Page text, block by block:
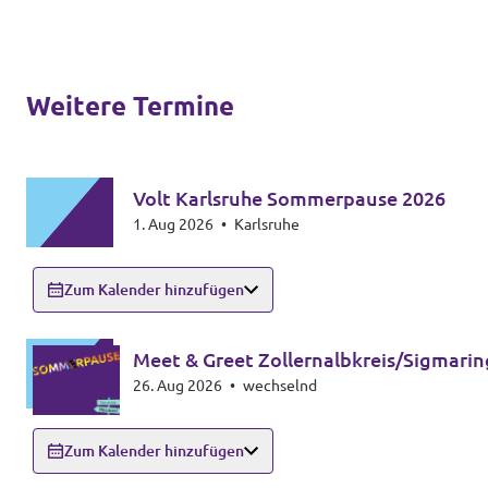
Weitere Termine
Volt Karlsruhe Sommerpause 2026
1. Aug 2026 • Karlsruhe
Zum Kalender hinzufügen
Meet & Greet Zollernalbkreis/
26. Aug 2026 • wechselnd
Zum Kalender hinzufügen